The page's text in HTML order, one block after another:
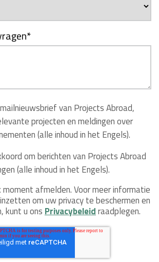
*
van Projects Abroad,
projecten en meldingen over
(alle inhoud in het Engels).
om berichten van Projects Abroad
(alle inhoud in het Engels).
moment afmelden. Voor meer informatie
om uw privacy te beschermen en
kunt u ons Privacybeleidraadplegen.